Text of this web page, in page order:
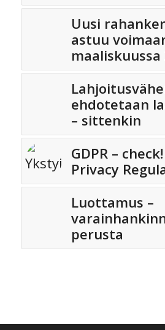
Uusi
astuu
maaliskuussa
ehdotetaan
– sittenkin
GDPR –
Privacy
Luottamus –
perusta